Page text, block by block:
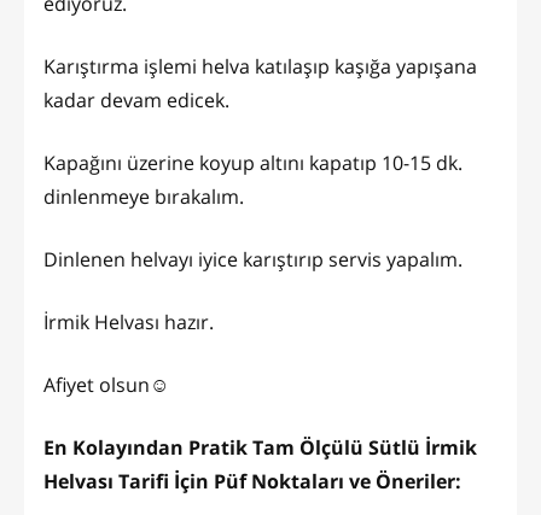
Karıştırma işlemi helva katılaşıp kaşığa yapışana
kadar devam edicek.
Kapağını üzerine koyup altını kapatıp 10-15 dk.
dinlenmeye bırakalım.
Dinlenen helvayı iyice karıştırıp servis yapalım.
İrmik Helvası hazır.
Afiyet olsun☺️
En Kolayından Pratik Tam Ölçülü Sütlü İrmik
Helvası Tarifi İçin Püf Noktaları ve Öneriler: